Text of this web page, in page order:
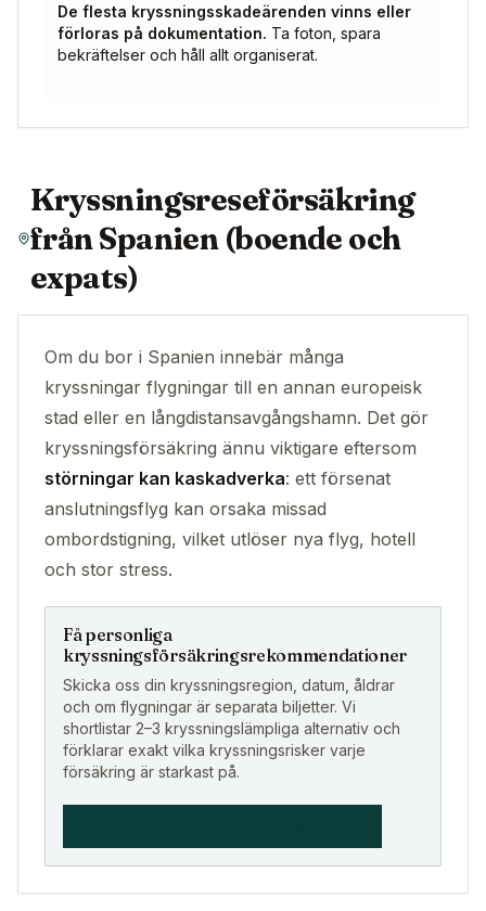
De flesta kryssningsskadeärenden vinns eller
förloras på dokumentation. Ta foton, spara
bekräftelser och håll allt organiserat.
Kryssningsreseförsäkring
från Spanien (boende och
expats)
Om du bor i Spanien innebär många
kryssningar flygningar till en annan europeisk
stad eller en långdistansavgångshamn. Det gör
kryssningsförsäkring ännu viktigare eftersom
störningar kan kaskadverka: ett försenat
anslutningsflyg kan orsaka missad
ombordstigning, vilket utlöser nya flyg, hotell
och stor stress.
Få personliga
kryssningsförsäkringsrekommendationer
Skicka oss din kryssningsregion, datum, åldrar
och om flygningar är separata biljetter. Vi
shortlistar 2–3 kryssningslämpliga alternativ och
förklarar exakt vilka kryssningsrisker varje
försäkring är starkast på.